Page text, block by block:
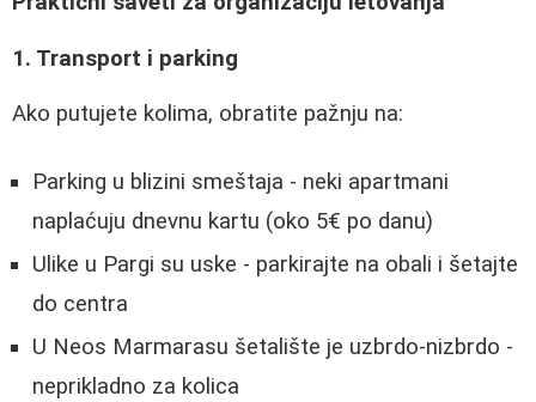
1. Transport i parking
Ako putujete kolima, obratite pažnju na:
Parking u blizini smeštaja - neki apartmani
naplaćuju dnevnu kartu (oko 5€ po danu)
Ulike u Pargi su uske - parkirajte na obali i šetajte
do centra
U Neos Marmarasu šetalište je uzbrdo-nizbrdo -
neprikladno za kolica